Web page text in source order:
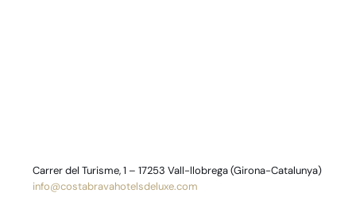
Carrer del Turisme, 1 – 17253 Vall-llobrega (Girona-Catalunya)
info@costabravahotelsdeluxe.com